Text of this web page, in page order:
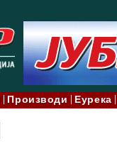
Производи Еурека